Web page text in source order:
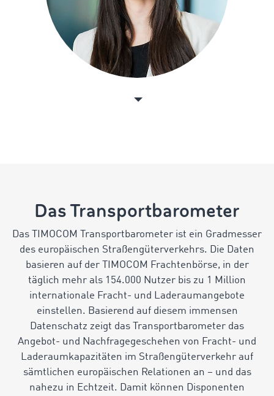
Das Transportbarometer
Das TIMOCOM Transportbarometer ist ein Gradmesser
des europäischen Straßengüterverkehrs. Die Daten
basieren auf der TIMOCOM Frachtenbörse, in der
täglich mehr als 154.000 Nutzer bis zu 1 Million
internationale Fracht- und Laderaumangebote
einstellen. Basierend auf diesem immensen
Datenschatz zeigt das Transportbarometer das
Angebot- und Nachfragegeschehen von Fracht- und
Laderaumkapazitäten im Straßengüterverkehr auf
sämtlichen europäischen Relationen an – und das
nahezu in Echtzeit. Damit können Disponenten